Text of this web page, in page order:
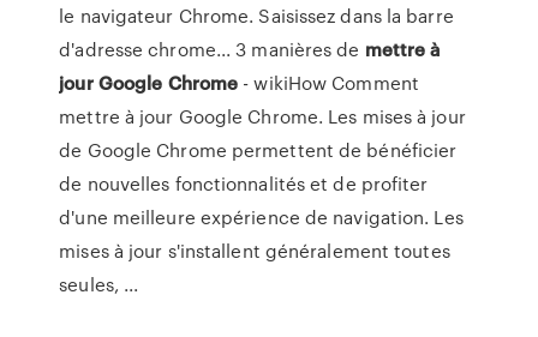
le navigateur Chrome. Saisissez dans la barre
d'adresse chrome... 3 manières de mettre à
jour Google Chrome - wikiHow Comment
mettre à jour Google Chrome. Les mises à jour
de Google Chrome permettent de bénéficier
de nouvelles fonctionnalités et de profiter
d'une meilleure expérience de navigation. Les
mises à jour s'installent généralement toutes
seules, ...